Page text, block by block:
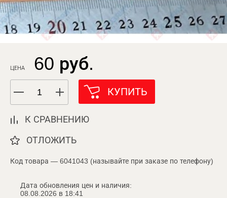
ЦЕНА 60 руб.
КУПИТЬ
К СРАВНЕНИЮ
ОТЛОЖИТЬ
Код товара — 6041043 (называйте при заказе по телефону)
Дата обновления цен и наличия:
08.08.2026 в 18:41